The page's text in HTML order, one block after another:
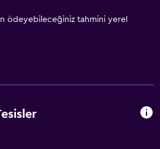
ödeyebileceğiniz tahmini yerel